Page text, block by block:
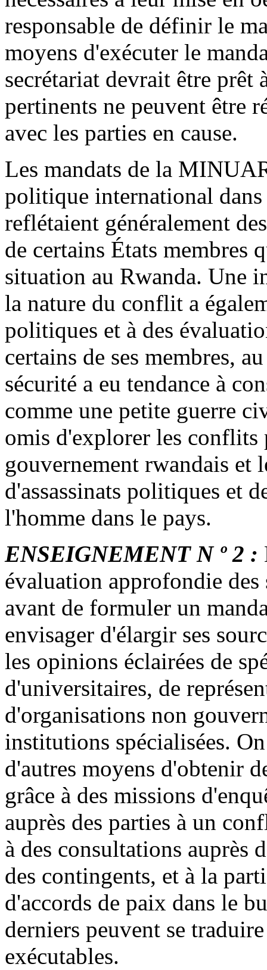
responsable de définir le
moyens d'exécuter le
secrétariat devrait être prêt
pertinents ne peuvent être
avec les parties en cause.
Les mandats de la
politique international
reflétaient généralement
de certains États membres
situation au Rwanda. Une
la nature du conflit a
politiques et à des
certains de ses membres,
sécurité a eu tendance à
comme une petite guerre
omis d'explorer les conflits
gouvernement rwandais et
d'assassinats politiques et
l'homme dans le pays.
ENSEIGNEMENT N º 2 :
évaluation approfondie
avant de formuler un
envisager d'élargir ses
les opinions éclairées de
d'universitaires, de
d'organisations non
institutions spécialisées.
d'autres moyens d'obtenir
grâce à des missions
auprès des parties à un
à des consultations auprès
des contingents, et à la
d'accords de paix dans le
derniers peuvent se
exécutables.